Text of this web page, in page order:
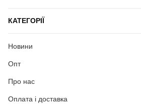
КАТЕГОРІЇ
Новини
Опт
Про нас
Оплата і доставка